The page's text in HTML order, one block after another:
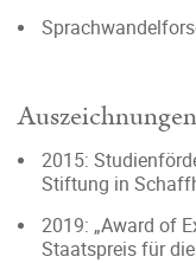
Auszeichnungen
2015:
Stiftung in
2019: „Award of
Staatspreis für